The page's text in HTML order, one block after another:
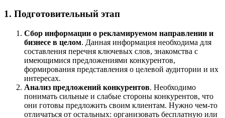
1. Подготовительный этап
Cбор информации о рекламируемом направлении и
бизнесе в целом. Данная информация необходима для
составления перечня ключевых слов, знакомства с
имеющимися предложениями конкурентов,
формирования представления о целевой аудитории и их
интересах.
Анализ предложений конкурентов. Необходимо
понимать сильные и слабые стороны конкурентов, что
они готовы предложить своим клиентам. Нужно чем-то
отличаться от остальных: организовать бесплатную или